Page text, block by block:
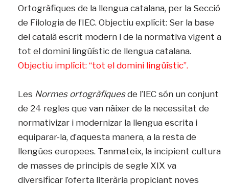
Ortogràfiques de la llengua catalana, per la Secció
de Filologia de l’IEC. Objectiu explícit: Ser la base
del català escrit modern i de la normativa vigent a
tot el domini lingüístic de llengua catalana.
Objectiu implícit: “tot el domini lingüístic”.
Les Normes ortogràfiquesde l’IEC són un conjunt
de 24 regles que van nàixer de la necessitat de
normativizar i modernizar la llengua escrita i
equiparar-la, d’aquesta manera, a la resta de
llengües europees. Tanmateix, la incipient cultura
de masses de principis de segle XIX va
diversificar l’oferta literària propiciant noves